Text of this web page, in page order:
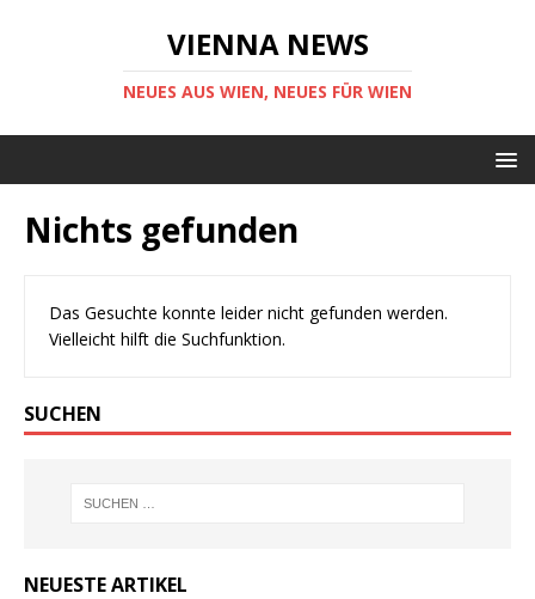
VIENNA NEWS
NEUES AUS WIEN, NEUES FÜR WIEN
Nichts gefunden
Das Gesuchte konnte leider nicht gefunden werden.
Vielleicht hilft die Suchfunktion.
SUCHEN
NEUESTE ARTIKEL